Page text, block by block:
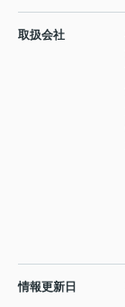
取扱会社
情報更新日